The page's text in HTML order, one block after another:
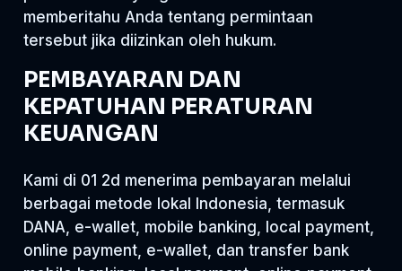
memberitahu Anda tentang permintaan
tersebut jika diizinkan oleh hukum.
PEMBAYARAN DAN
KEPATUHAN PERATURAN
KEUANGAN
Kami di 01 2d menerima pembayaran melalui
berbagai metode lokal Indonesia, termasuk
DANA, e-wallet, mobile banking, local payment,
online payment, e-wallet, dan transfer bank